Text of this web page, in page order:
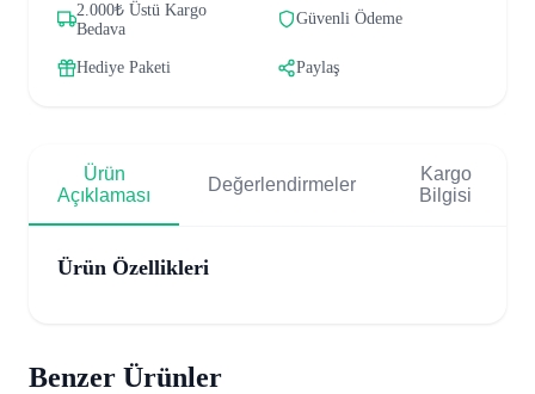
2.000₺ Üstü Kargo
Bedava
Güvenli Ödeme
Hediye Paketi Paylaş
Ürün
Açıklaması
Değerlendirmeler
Kargo
Bilgisi
Ürün Özellikleri
Benzer Ürünler